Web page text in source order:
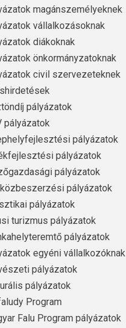
magánszemélyeknek
vállalkozásoknak
diákoknak
önkormányzatoknak
civil szervezeteknek
pályázatok
pályázatok
pályázatok
pályázatok
pályázatok
pályázatok
pályázatok
turizmus pályázatok
pályázatok
egyéni vállalkozóknak
pályázatok
pályázatok
Program
Falu Program pályázatok